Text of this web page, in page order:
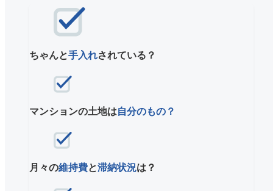
ちゃんと手入れされている？
マンションの土地は自分のもの？
月々の維持費と滞納状況は？